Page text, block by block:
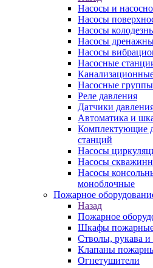
Насосы и
Насосы
Насосы
Насосы
Насосы
Насосные
Насосные группы
Реле давления
Датчики
Автоматика и
Комплектующие
станций
Насосы
Насосы
Насосы
моноблочные
Пожарное
Назад
Пожарное
Шкафы
Стволы, рукава
Клапаны
Огнетушители